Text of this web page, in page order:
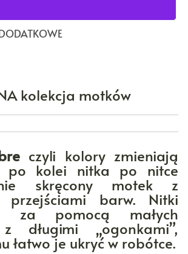
kolekcja motków
czyli kolory zmieniają
po kolei nitka po nitce
skręcony motek z
przejściami barw. Nitki
za pomocą małych
z długimi „ogonkami”,
łatwo je ukryć w robótce.